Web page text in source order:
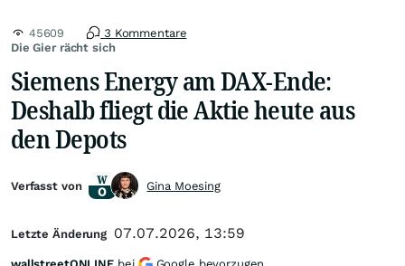
Die Gier rächt sich
45609 3 Kommentare
Siemens Energy am DAX-Ende:
Deshalb fliegt die Aktie heute aus
den Depots
Verfasst von Gina Moesing
Letzte Änderung 07.07.2026, 13:59